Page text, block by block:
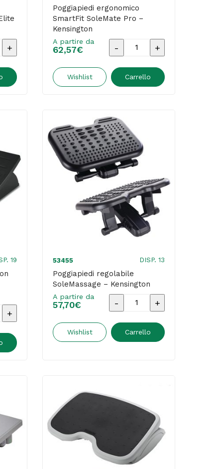
-
Titanium
Poggiapiedi ergonomico
SmartFit SoleMate Pro –
Kensington
A partire da
62,57€
Poggiapiedi
SmartFit
-
Kensington
quantità
Wishlist Carrello
19 53455 DISP. 13
Poggiapiedi regolabile
SoleMassage – Kensington
A partire da
57,70€
Poggiapiedi
SoleMassage
Wishlist Carrello